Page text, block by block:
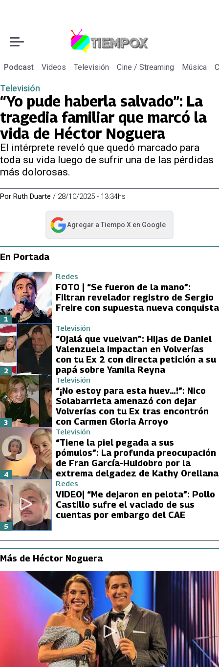
Podcast Videos Televisión Cine / Streaming Música
Televisión
“Yo pude haberla salvado”: La
tragedia familiar que marcó la
vida de Héctor Noguera
El intérprete reveló que quedó marcado para
toda su vida luego de sufrir una de las pérdidas
más dolorosas.
Por Ruth Duarte / 28/10/2025 - 13:34hs
Agregar a Tiempo Xen Google
abre en nueva pestaña
En Portada
Redes
FOTO | “Se fueron de la mano”:
Filtran revelador registro de Sergio
Freire con supuesta nueva conquista
1
Televisión
“Ojalá que vuelvan”: Hijas de Daniel
Valenzuela impactan en Volverías
con tu Ex 2 con directa petición a su
papá sobre Yamila Reyna
2
Televisión
“¡No estoy para esta huev…!”: Nico
Solabarrieta amenazó con dejar
Volverías con tu Ex tras encontrón
con Carmen Gloria Arroyo
3
Televisión
“Tiene la piel pegada a sus
pómulos”: La profunda preocupación
de Fran García-Huidobro por la
extrema delgadez de Kathy Orellana
4
Redes
VIDEO| “Me dejaron en pelota”: Pollo
Castillo sufre el vaciado de sus
cuentas por embargo del CAE
5
Más de Héctor Noguera